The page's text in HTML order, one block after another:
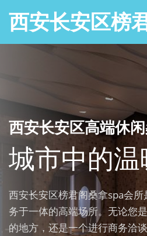
西安长安区榜
西安长安区高端休
城市中的
西安长安区榜君阁桑拿spa会
务于一体的高端场所。无论您
的地方，还是一个进行商务洽